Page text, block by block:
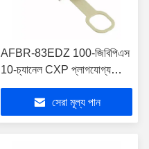
AFBR-83EDZ 100-জিবিপিএস
10-চ্যানেল CXP প্লাগযোগ্য
অপটিক্যাল ট্রান্সসিভার মডিউল
সেরা মূল্য পান